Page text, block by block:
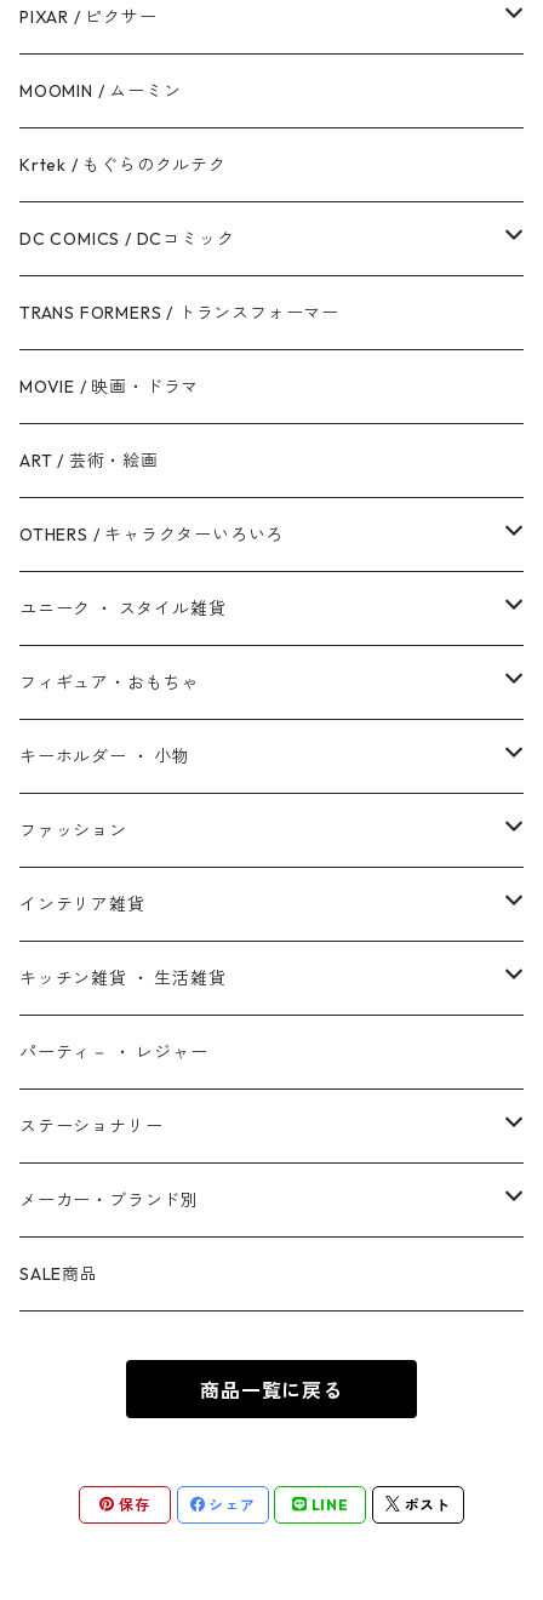
ハン・ソロ
ドロイド
ボバ・フェット / マンダロリアン
ジェダイ・オーダー
銀河帝国 / ダークサイド
反乱同盟軍 / ライトサイド
スターウォーズ・シリーズ
シークエル・トリロジー
アンソロジー・シリーズ
スターウォーズ・アニメ
スターウォーズ・コラボ
アベンジャーズ
スパイダーマン
アイアンマン
キャプテン・アメリカ
マイティ・ソー
ハルク
ブラック・ウィドウ
ブラックパンサー
キャプテン・マーベル
ドクター・ストレンジ
ガーディアンズ・オブ・ギャラクシー
アントマン
X-MEN
デッド・プール
ファンタスティック・フォー
ゴーストライダー
パニッシャー
サノス
スパイダーグウェン
ドクター・ドゥーム
ディズニーフレンズ
ディズニープリンセス
ディズニーヴィランズ
シンデレラ
美女と野獣
眠れる森の美女
リトル・マーメイド
白雪姫
アラジン
塔の上のラプンツェル
アナと雪の女王
プリンセスと魔法のキス
ムーラン
ズートピア
モアナと伝説の海
ライオンキング
バンビ
ダンボ
101匹わんちゃん
不思議の国のアリス
PIXAR / ピクサー
トイ・ストーリー
モンスターズ・インク / ユニバーシティ
カーズ
ファインディング・ニモ / ドリー
Mr.インクレディブル
アーロと少年
ピクサー
MOOMIN / ムーミン
Krtek / もぐらのクルテク
DC COMICS / DCコミック
ジャスティス・リーグ
バットマン
スーパーマン
ザ・フラッシュ
ワンダーウーマン
ジョーカー
ハーレイ・クイン
TRANS FORMERS / トランスフォーマー
MOVIE / 映画・ドラマ
ART / 芸術・絵画
OTHERS / キャラクターいろいろ
ザ・マペッツ
ひつじのショーン
ピーナッツ / スヌーピー
ミッフィー
セサミストリート
ルーニー・テューンズ
ベアブリック
ワンピース
ドラゴンボール
呪術廻戦
推しの子
ユニーク ・ スタイル雑貨
北欧・ヨーロッパ雑貨
アメリカン雑貨
ホームパーティー・バーベキュー雑貨
アクセサリー
フィギュア・おもちゃ
スタチュー ・ フィギュア
ぬいぐるみ ・ プラッシュドール
コインバンク ・ 貯金箱
おもちゃ・パズル
コミック・絵本
キーホルダー ・ 小物
ステッカー ・ シール
ストラップ
キーホルダー
ワッペン
マスコット
ピンズ ・ ピンバッジ
缶バッジ ・ 缶ケース
ファッション
ウェア
ポーチ ・ バッグ
財布 ・ ウォレット
アクセサリー
ネックレス
スニーカー ・ ソックス
ファッション雑貨
インテリア雑貨
ウォールアート
ポスター ・ デコレーション
ファブリック
キャンドル・ライト
ウォータードーム
キッチン雑貨 ・ 生活雑貨
キッチングッズ
マグカップ ・ グラス ・ タンブラー
お皿 ・ プレート ・ ボウル
ボトルホルダー・オープナー
生活雑貨
ドアマット
タオル・バスマット
パーティ－ ・ レジャー
ステーショナリー
シャープペン・ボールペン
ペンケース
メーカー・ブランド別
BB Designs
COMANSI
SALE商品
商品一覧に戻る
保存 シェア LINE ポスト